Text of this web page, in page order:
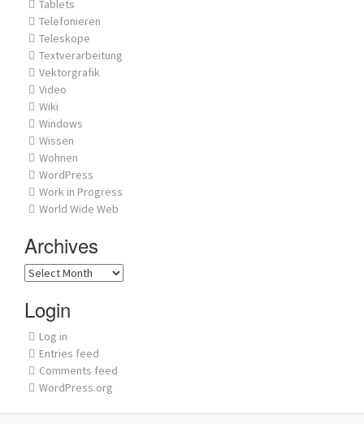
Tablets
Telefonieren
Teleskope
Textverarbeitung
Vektorgrafik
Video
Wiki
Windows
Wissen
Wohnen
WordPress
Work in Progress
World Wide Web
Archives
Archives
Login
Log in
Entries feed
Comments feed
WordPress.org